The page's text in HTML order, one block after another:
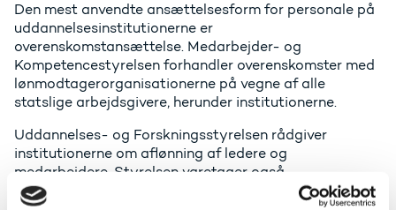
Den mest anvendte ansættelsesform for personale på
uddannelsesinstitutionerne er
overenskomstansættelse. Medarbejder- og
Kompetencestyrelsen forhandler overenskomster med
lønmodtagerorganisationerne på vegne af alle
statslige arbejdsgivere, herunder institutionerne.
Uddannelses- og Forskningsstyrelsen rådgiver
institutionerne om aflønning af ledere og
medarbejdere. Styrelsen varetager også
institutionernes interesser i forbindelse med